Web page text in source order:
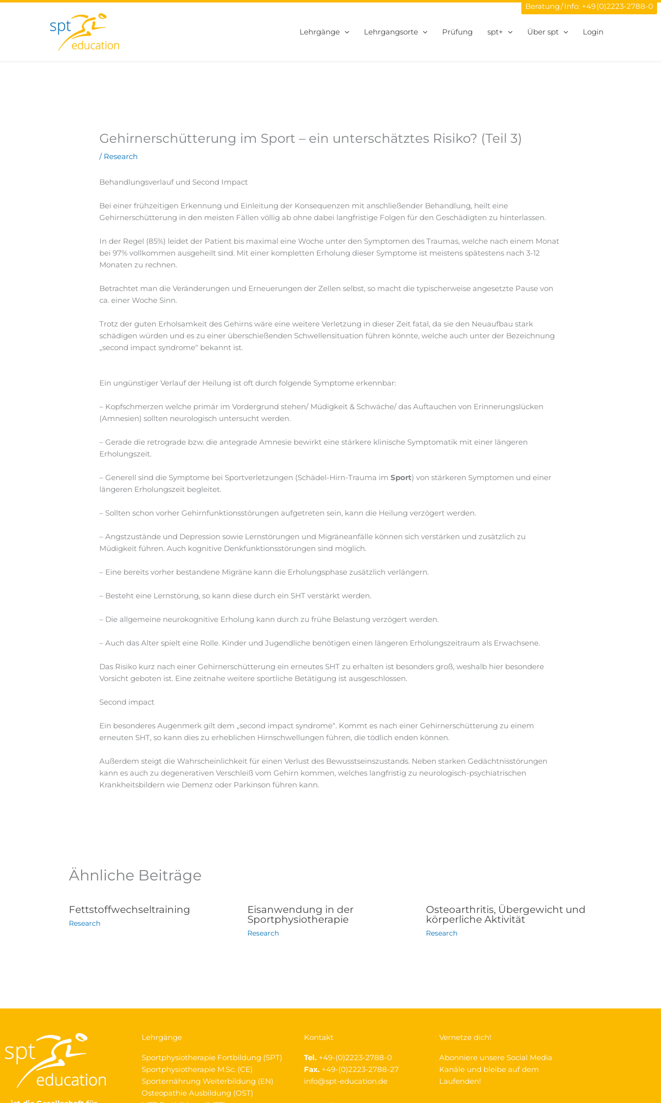
Zum
Beratung / Info: +49 (0)2223-2788-0
Lehrgänge Lehrgangsorte Prüfung spt+ Über spt Login
Gehirnerschütterung im Sport – ein unterschätztes Risiko? (Teil 3)
/ Research
Behandlungsverlauf und Second Impact
Bei einer frühzeitigen Erkennung und Einleitung der Konsequenzen mit anschließender Behandlung, heilt eine
Gehirnerschütterung in den meisten Fällen völlig ab ohne dabei langfristige Folgen für den Geschädigten zu hinterlassen.
In der Regel (85%) leidet der Patient bis maximal eine Woche unter den Symptomen des Traumas, welche nach einem Monat
bei 97% vollkommen ausgeheilt sind. Mit einer kompletten Erholung dieser Symptome ist meistens spätestens nach 3-12
Monaten zu rechnen.
Betrachtet man die Veränderungen und Erneuerungen der Zellen selbst, so macht die typischerweise angesetzte Pause von
ca. einer Woche Sinn.
Trotz der guten Erholsamkeit des Gehirns wäre eine weitere Verletzung in dieser Zeit fatal, da sie den Neuaufbau stark
schädigen würden und es zu einer überschießenden Schwellensituation führen könnte, welche auch unter der Bezeichnung
„second impact syndrome“ bekannt ist.
Ein ungünstiger Verlauf der Heilung ist oft durch folgende Symptome erkennbar:
– Kopfschmerzen welche primär im Vordergrund stehen/ Müdigkeit & Schwäche/ das Auftauchen von Erinnerungslücken
(Amnesien) sollten neurologisch untersucht werden.
– Gerade die retrograde bzw. die antegrade Amnesie bewirkt eine stärkere klinische Symptomatik mit einer längeren
Erholungszeit.
– Generell sind die Symptome bei Sportverletzungen (Schädel-Hirn-Trauma imSport) von stärkeren Symptomen und einer
längeren Erholungszeit begleitet.
– Sollten schon vorher Gehirnfunktionsstörungen aufgetreten sein, kann die Heilung verzögert werden.
– Angstzustände und Depression sowie Lernstörungen und Migräneanfälle können sich verstärken und zusätzlich zu
Müdigkeit führen. Auch kognitive Denkfunktionsstörungen sind möglich.
– Eine bereits vorher bestandene Migräne kann die Erholungsphase zusätzlich verlängern.
– Besteht eine Lernstörung, so kann diese durch ein SHT verstärkt werden.
– Die allgemeine neurokognitive Erholung kann durch zu frühe Belastung verzögert werden.
– Auch das Alter spielt eine Rolle. Kinder und Jugendliche benötigen einen längeren Erholungszeitraum als Erwachsene.
Das Risiko kurz nach einer Gehirnerschütterung ein erneutes SHT zu erhalten ist besonders groß, weshalb hier besondere
Vorsicht geboten ist. Eine zeitnahe weitere sportliche Betätigung ist ausgeschlossen.
Second impact
Ein besonderes Augenmerk gilt dem „second impact syndrome“. Kommt es nach einer Gehirnerschütterung zu einem
erneuten SHT, so kann dies zu erheblichen Hirnschwellungen führen, die tödlich enden können.
Außerdem steigt die Wahrscheinlichkeit für einen Verlust des Bewusstseinszustands. Neben starken Gedächtnisstörungen
kann es auch zu degenerativen Verschleiß vom Gehirn kommen, welches langfristig zu neurologisch-psychiatrischen
Krankheitsbildern wie Demenz oder Parkinson führen kann.
Ähnliche Beiträge
Fettstoffwechseltraining
Research
Eisanwendung in der
Sportphysiotherapie
Research
Osteoarthritis, Übergewicht und
körperliche Aktivität
Research
Lehrgänge
Sportphysiotherapie Fortbildung (SPT)
Sportphysiotherapie M.Sc. (CE)
Sporternährung Weiterbildung (EN)
Osteopathie Ausbildung (OST)
Kontakt
Tel. +49-(0)2223-2788-0
Fax. +49-(0)2223-2788-27
info@spt-education.de
Vernetze dich!
Abonniere unsere Social Media
Kanäle und bleibe auf dem
Laufenden!